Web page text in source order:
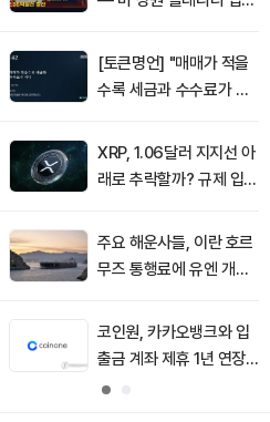
리움 반등 속 숏 청산 2.3
5억달러
[토큰명언] "매매가 적을
수록 세금과 수수료가 적
XRP, 1.06달러 지지선 아
래로 추락할까? 규제 입법
주요 해운사들, 이란 호르
무즈 통행료에 유엔 개입
코인원, 카카오뱅크와 입
출금 계좌 제휴 1년 연장
가능성